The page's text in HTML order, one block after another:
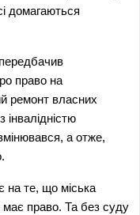
домагаються
право на
ремонт власних
інвалідністю
а отже,
на те, що міська
має право. Та без суду